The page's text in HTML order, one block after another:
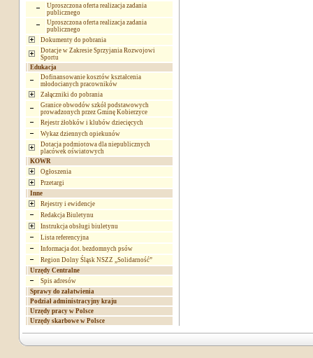
Uproszczona oferta realizacja zadania
publicznego
Uproszczona oferta realizacja zadania
publicznego
Dokumenty do pobrania
Dotacje w Zakresie Sprzyjania Rozwojowi
Sportu
Edukacja
Dofinansowanie kosztów kształcenia
młodocianych pracowników
Załączniki do pobrania
Granice obwodów szkół podstawowych
prowadzonych przez Gminę Kobierzyce
Rejestr żłobków i klubów dziecięcych
Wykaz dziennych opiekunów
Dotacja podmiotowa dla niepublicznych
placówek oświatowych
KOWR
Ogłoszenia
Przetargi
Inne
Rejestry i ewidencje
Redakcja Biuletynu
Instrukcja obsługi biuletynu
Lista referencyjna
Informacja dot. bezdomnych psów
Region Dolny Śląsk NSZZ „Solidarność”
Urzędy Centralne
Spis adresów
Sprawy do załatwienia
Podział administracyjny kraju
Urzędy pracy w Polsce
Urzędy skarbowe w Polsce